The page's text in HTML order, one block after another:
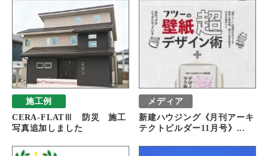
施工例
CERA-FLATⅢ 防災 施工
写真追加しました
メディア
新建ハウジング《月刊アーキ
テクトビルダー11月号》...